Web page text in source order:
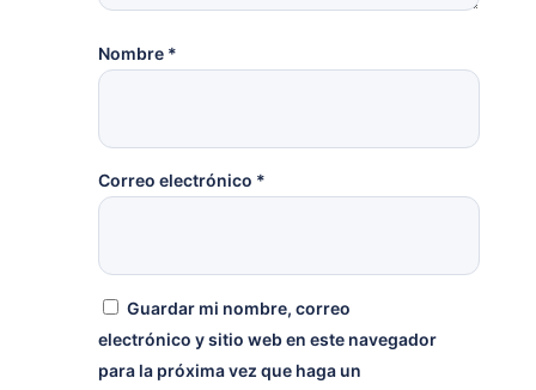
Nombre *
Correo electrónico *
Guardar mi nombre, correo
electrónico y sitio web en este navegador
para la próxima vez que haga un